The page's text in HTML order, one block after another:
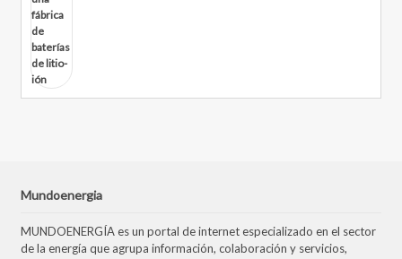
Mundoenergia
MUNDOENERGÍA es un portal de internet especializado en el sector
de la energía que agrupa información, colaboración y servicios,